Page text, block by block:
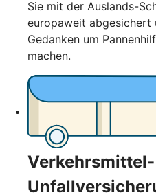
Sie mit der Auslands-
europaweit abgesichert
Gedanken um
machen.
Verkehrsmittel-